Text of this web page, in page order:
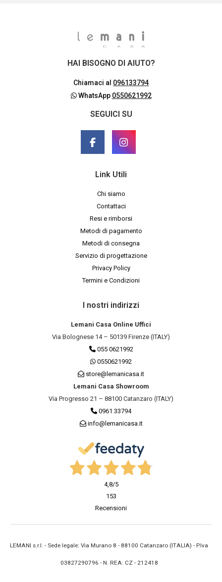
HAI BISOGNO DI AIUTO?
Chiamaci al 096133794
WhatsApp 0550621992
SEGUICI SU
Link Utili
Chi siamo
Contattaci
Resi e rimborsi
Metodi di pagamento
Metodi di consegna
Servizio di progettazione
Privacy Policy
Termini e Condizioni
I nostri indirizzi
Lemani Casa Online Uffici
Via Bolognese 14 – 50139 Firenze (ITALY)
055 0621992
0550621992
store@lemanicasa.it
Lemani Casa Showroom
Via Progresso 21 – 88100 Catanzaro (ITALY)
0961 33794
info@lemanicasa.it
4,8/5
153
Recensioni
LEMANI s.r.l. - Sede legale: Via Murano 8 - 88100 Catanzaro (ITALIA) - P.Iva
03827290796 - N. REA: CZ - 212418